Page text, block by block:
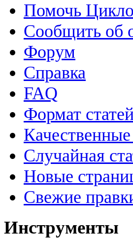
Помочь
Сообщить об
Форум
Справка
FAQ
Формат
Качественные
Случайная
Новые
Свежие
Инструменты